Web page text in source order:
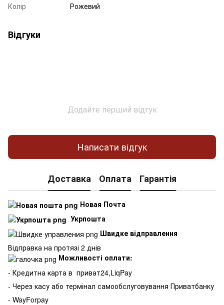
Колір
Рожевий
Відгуки
Додайте перший відгук
Написати відгук
Доставка Оплата Гарантія
Новая Почта
Укрпошта
Швидке відправлення
Відправка на протязі 2 днів
Можливості оплати:
- Кредитна карта в приват24,LiqPay
- Через касу або термінал самообслуговування Приватбанку
- WayForpay